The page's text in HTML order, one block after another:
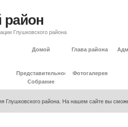
район
Глушковского района
Домой Глава района
Представительное
Собрание
Фотогалерея
Глушковского района. На нашем сайте вы